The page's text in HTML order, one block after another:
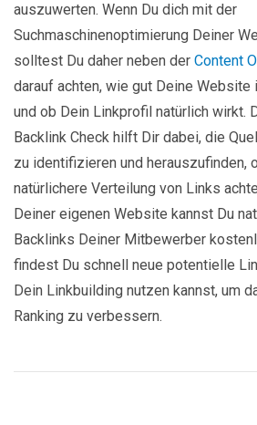
auszuwerten. Wenn Du dich mit der
Suchmaschinenoptimierung Deiner
solltest Du daher neben der Content
darauf achten, wie gut Deine
und ob Dein Linkprofil natürlich wirkt.
Backlink Check hilft Dir dabei, die
zu identifizieren und herauszufinden,
natürlichere Verteilung von Links
Deiner eigenen Website kannst Du
Backlinks Deiner Mitbewerber
findest Du schnell neue potentielle
Dein Linkbuilding nutzen kannst, um
Ranking zu verbessern.